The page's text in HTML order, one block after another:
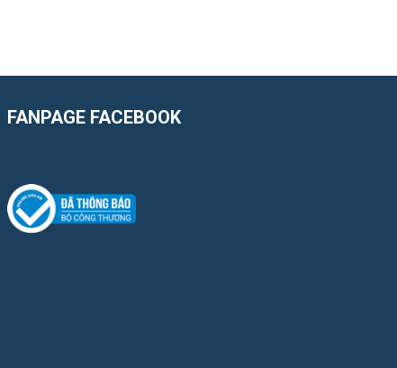
FANPAGE FACEBOOK